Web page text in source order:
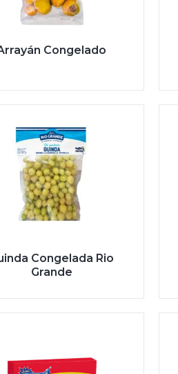
Congelado
Congelada Rio
Grande